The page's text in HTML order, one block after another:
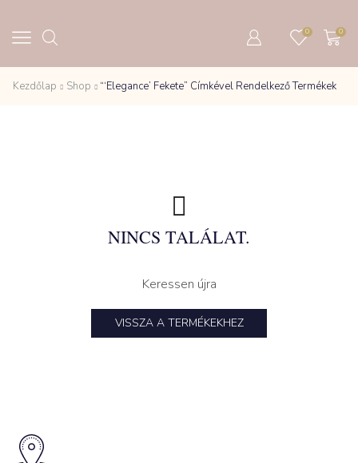
0 0
Kezdőlap Shop “‘Elegance’ Fekete” Címkével Rendelkező Termékek
NINCS TALÁLAT.
Keressen újra
VISSZA A TERMÉKEKHEZ